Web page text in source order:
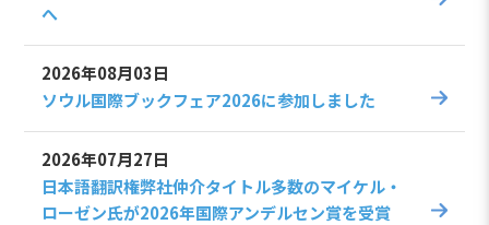
へ
2026年08月03日
ソウル国際ブックフェア2026に参加しました
2026年07月27日
日本語翻訳権弊社仲介タイトル多数のマイケル・
ローゼン氏が2026年国際アンデルセン賞を受賞